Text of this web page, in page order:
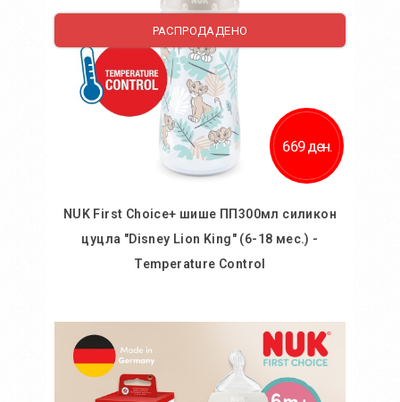
РАСПРОДАДЕНО
669 ден.
NUK First Choice+ шише ПП300мл силикон
цуцла "Disney Lion King" (6-18 мес.) -
Temperature Control
Во кошничка
Додај во желби
Додај за споредба